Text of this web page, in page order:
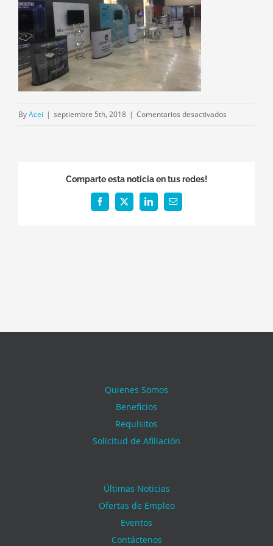
ByAcei | septiembre 5th, 2018 | Comentarios desactivados
Comparte esta noticia en tus redes!
Facebook
X LinkedInEmail
Quienes Somos
Beneficios
Requisitos
Solicitud de Afiliación
Últimas Noticias
Ofertas de Empleo
Eventos
Contáctenos